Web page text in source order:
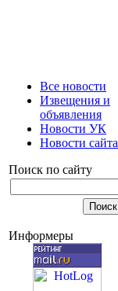
Все новости
Извещения и
объявления
Новости УК
Новости сайта
Поиск по сайту
Информеры